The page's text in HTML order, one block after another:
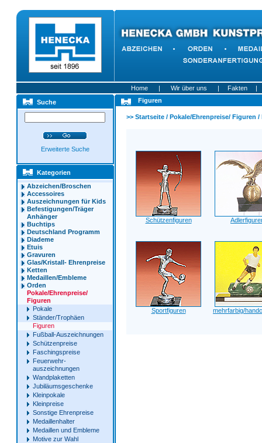
Home | Wir über uns | Fakten
|
Suche
Erweiterte Suche
Kategorien
Abzeichen/Broschen
Accessoires
Auszeichnungen für Kids
Befestigungen/Träger
Anhänger
Buchtips
Deutschland Programm
Diademe
Etuis
Gravuren
Glas/Kristall- Ehrenpreise
Ketten
Medaillen/Embleme
Orden
Pokale/Ehrenpreise/
Figuren
Pokale
Ständer/Trophäen
Figuren
Fußball-Auszeichnungen
Schützenpreise
Faschingspreise
Feuerwehr-
auszeichnungen
Wandplaketten
Jubiläumsgeschenke
Kleinpokale
Kleinpreise
Sonstige Ehrenpreise
Medaillenhalter
Medaillen und Embleme
Motive zur Wahl
Figuren
>> Startseite/ Pokale/Ehrenpreise/ Figuren /
Schützenfiguren
Sportfiguren mehrfarbig/